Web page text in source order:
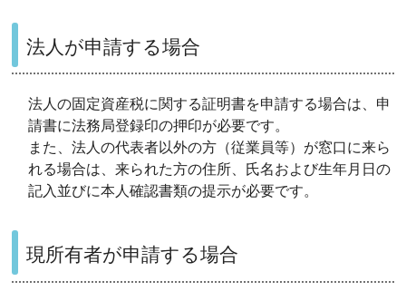
法人が申請する場合
法人の固定資産税に関する証明書を申請する場合は、申
請書に法務局登録印の押印が必要です。
また、法人の代表者以外の方（従業員等）が窓口に来ら
れる場合は、来られた方の住所、氏名および生年月日の
記入並びに本人確認書類の提示が必要です。
現所有者が申請する場合